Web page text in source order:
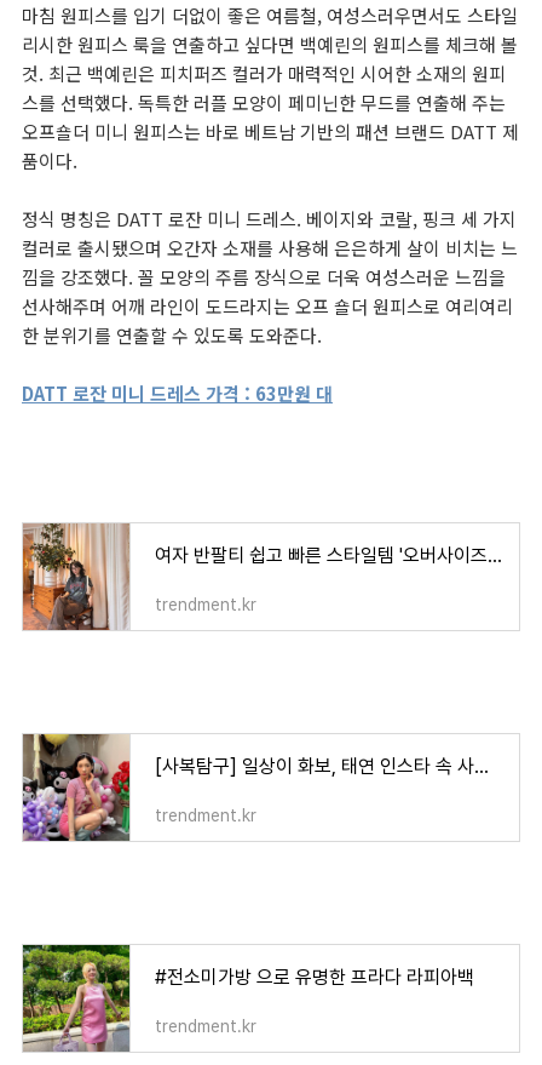
마침 원피스를 입기 더없이 좋은 여름철, 여성스러우면서도 스타일
리시한 원피스 룩을 연출하고 싶다면 백예린의 원피스를 체크해 볼
것. 최근 백예린은 피치퍼즈 컬러가 매력적인 시어한 소재의 원피
스를 선택했다. 독특한 러플 모양이 페미닌한 무드를 연출해 주는
오프숄더 미니 원피스는 바로 베트남 기반의 패션 브랜드 DATT 제
품이다.
정식 명칭은 DATT 로잔 미니 드레스. 베이지와 코랄, 핑크 세 가지
컬러로 출시됐으며 오간자 소재를 사용해 은은하게 살이 비치는 느
낌을 강조했다. 꼴 모양의 주름 장식으로 더욱 여성스러운 느낌을
선사해주며 어깨 라인이 도드라지는 오프 숄더 원피스로 여리여리
한 분위기를 연출할 수 있도록 도와준다.
DATT 로잔 미니 드레스 가격 : 63만원 대
여자 반팔티 쉽고 빠른 스타일템 '오버사이즈' 그래픽 티셔츠 코디 모음
trendment.kr
[사복탐구] 일상이 화보, 태연 인스타 속 사복 패션 모음.zip
trendment.kr
#전소미가방 으로 유명한 프라다 라피아백
trendment.kr